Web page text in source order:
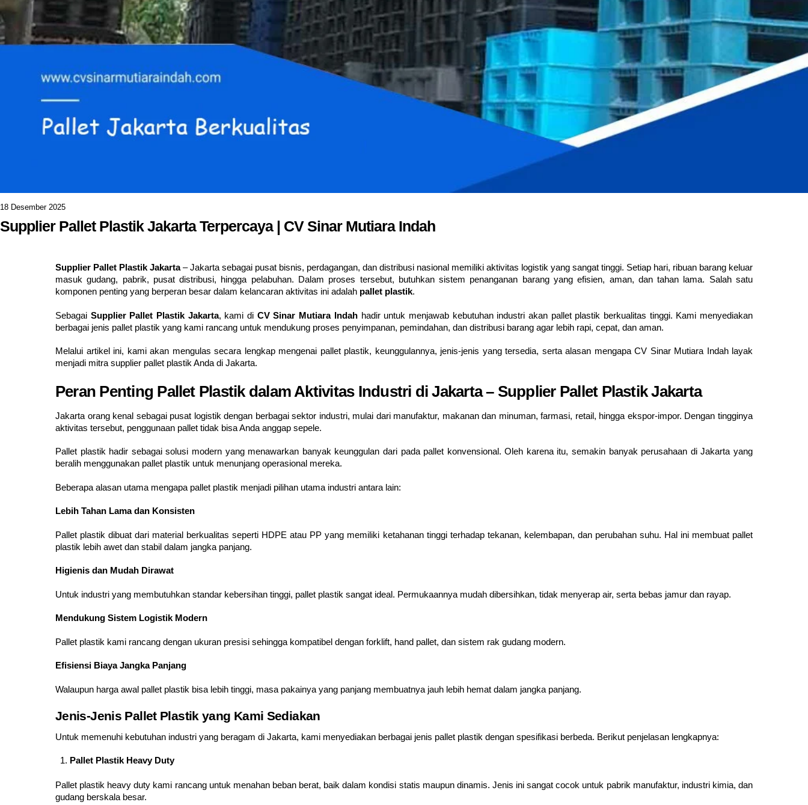
18 Desember 2025
Supplier Pallet Plastik Jakarta Terpercaya | CV Sinar Mutiara Indah
Supplier Pallet Plastik Jakarta– Jakarta sebagai pusat bisnis, perdagangan, dan distribusi nasional memiliki aktivitas logistik yang sangat tinggi. Setiap hari, ribuan barang keluar
masuk gudang, pabrik, pusat distribusi, hingga pelabuhan. Dalam proses tersebut, butuhkan sistem penanganan barang yang efisien, aman, dan tahan lama. Salah satu
komponen penting yang berperan besar dalam kelancaran aktivitas ini adalah pallet plastik.
Sebagai Supplier Pallet Plastik Jakarta, kami di CV Sinar Mutiara Indahhadir untuk menjawab kebutuhan industri akan pallet plastik berkualitas tinggi. Kami menyediakan
berbagai jenis pallet plastik yang kami rancang untuk mendukung proses penyimpanan, pemindahan, dan distribusi barang agar lebih rapi, cepat, dan aman.
Melalui artikel ini, kami akan mengulas secara lengkap mengenai pallet plastik, keunggulannya, jenis-jenis yang tersedia, serta alasan mengapa CV Sinar Mutiara Indah layak
menjadi mitra supplier pallet plastik Anda di Jakarta.
Peran Penting Pallet Plastik dalam Aktivitas Industri di Jakarta – Supplier Pallet Plastik Jakarta
Jakarta orang kenal sebagai pusat logistik dengan berbagai sektor industri, mulai dari manufaktur, makanan dan minuman, farmasi, retail, hingga ekspor-impor. Dengan tingginya
aktivitas tersebut, penggunaan pallet tidak bisa Anda anggap sepele.
Pallet plastik hadir sebagai solusi modern yang menawarkan banyak keunggulan dari pada pallet konvensional. Oleh karena itu, semakin banyak perusahaan di Jakarta yang
beralih menggunakan pallet plastik untuk menunjang operasional mereka.
Beberapa alasan utama mengapa pallet plastik menjadi pilihan utama industri antara lain:
Lebih Tahan Lama dan Konsisten
Pallet plastik dibuat dari material berkualitas seperti HDPE atau PP yang memiliki ketahanan tinggi terhadap tekanan, kelembapan, dan perubahan suhu. Hal ini membuat pallet
plastik lebih awet dan stabil dalam jangka panjang.
Higienis dan Mudah Dirawat
Untuk industri yang membutuhkan standar kebersihan tinggi, pallet plastik sangat ideal. Permukaannya mudah dibersihkan, tidak menyerap air, serta bebas jamur dan rayap.
Mendukung Sistem Logistik Modern
Pallet plastik kami rancang dengan ukuran presisi sehingga kompatibel dengan forklift, hand pallet, dan sistem rak gudang modern.
Efisiensi Biaya Jangka Panjang
Walaupun harga awal pallet plastik bisa lebih tinggi, masa pakainya yang panjang membuatnya jauh lebih hemat dalam jangka panjang.
Jenis-Jenis Pallet Plastik yang Kami Sediakan
Untuk memenuhi kebutuhan industri yang beragam di Jakarta, kami menyediakan berbagai jenis pallet plastik dengan spesifikasi berbeda. Berikut penjelasan lengkapnya:
Pallet Plastik Heavy Duty
Pallet plastik heavy duty kami rancang untuk menahan beban berat, baik dalam kondisi statis maupun dinamis. Jenis ini sangat cocok untuk pabrik manufaktur, industri kimia, dan
gudang berskala besar.